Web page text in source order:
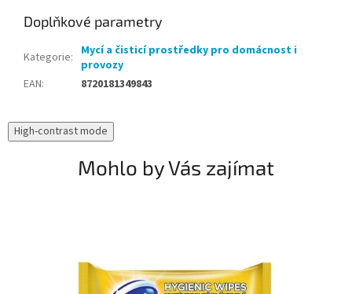
Doplňkové parametry
Kategorie: Mycí a čisticí prostředky pro domácnost i
provozy
EAN: 8720181349843
High-contrast mode
Mohlo by Vás zajímat